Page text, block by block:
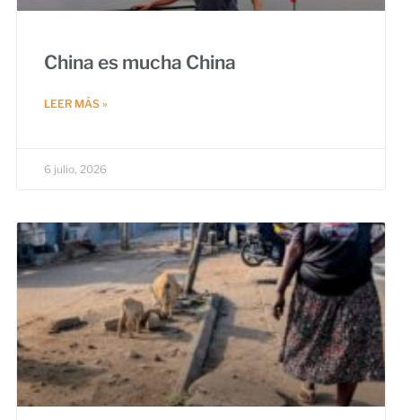
China es mucha China
LEER MÁS »
6 julio, 2026